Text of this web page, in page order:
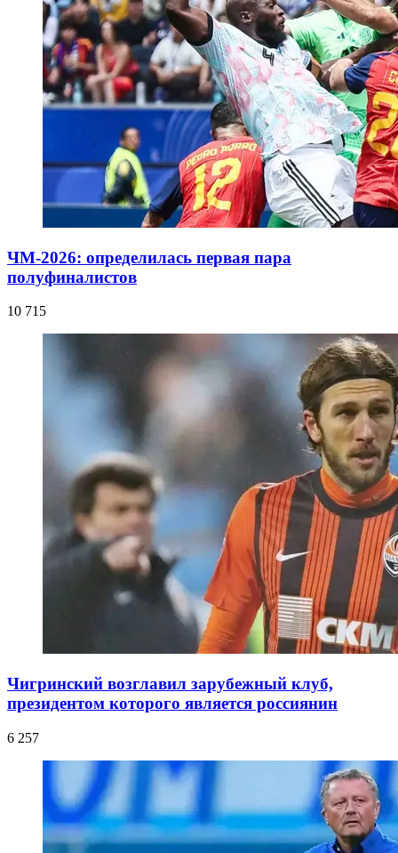
ЧМ-2026: определилась первая пара
полуфиналистов
10 715
Чигринский возглавил зарубежный клуб,
президентом которого является россиянин
6 257